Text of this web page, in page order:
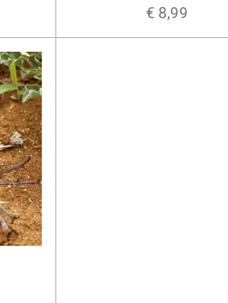
€ 8,99